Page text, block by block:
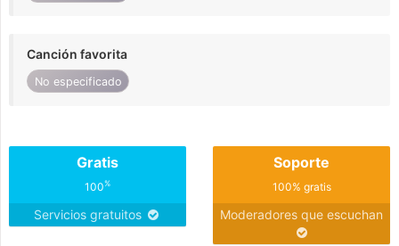
Canción favorita
No especificado
Gratis
100%
Servicios gratuitos
Soporte
100% gratis
Moderadores que escuchan